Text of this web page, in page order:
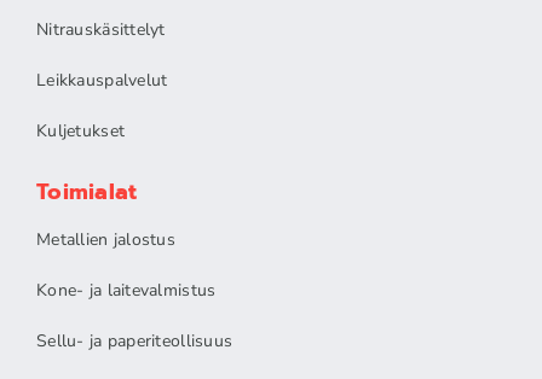
Nitrauskäsittelyt
Leikkauspalvelut
Kuljetukset
Toimialat
Metallien jalostus
Kone- ja laitevalmistus
Sellu- ja paperiteollisuus